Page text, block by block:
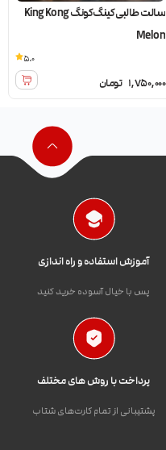
سالت طالبی کینگ کونگ King Kong
Melon
1,750,000 تومان
5.0
آموزش استفاده و راه اندازی
پس با خیال آسوده خرید کنید
پرداخت با روش های مختلف
پشتیبانی از تمام کارت‌های شتاب